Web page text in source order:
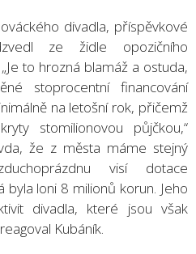
divadla, příspěvkové
ze židle opozičního
to hrozná blamáž a ostuda,
stoprocentní financování
na letošní rok, přičemž
stomilionovou půjčkou,“
že z města máme stejný
visí dotace
byla loni 8 milionů korun. Jeho
divadla, které jsou však
Kubáník.